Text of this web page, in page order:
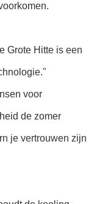
Grote Hitte is een
voor
de zomer
je vertrouwen zijn